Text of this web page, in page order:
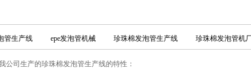
管生产线 epe发泡管机械 珍珠棉发泡管生产线 珍珠棉发泡管机
公司生产的珍珠棉发泡管生产线的特性：